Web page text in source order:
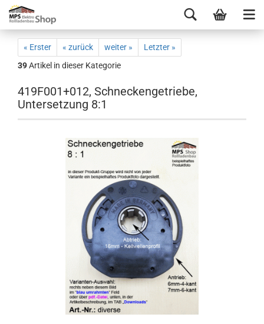
« Erster « zurück weiter »
Letzter »
39Artikel in dieser Kategorie
419F001+012, Schneckengetriebe,
Untersetzung 8:1